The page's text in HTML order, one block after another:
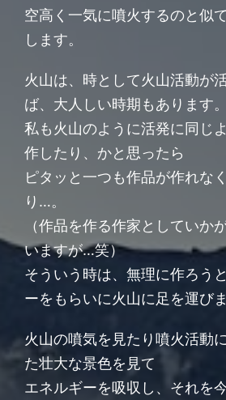
空高く一気に噴火するのと似
します。
火山は、時として火山活動が
ば、大人しい時期もあります。
私も火山のように活発に同じ
作したり、かと思ったら
ピタッと一つも作品が作れな
り…。
（作品を作る作家としていか
いますが…笑）
そういう時は、無理に作ろう
ーをもらいに火山に足を運びま
火山の噴気を見たり噴火活動
た壮大な景色を見て
エネルギーを吸収し、それを